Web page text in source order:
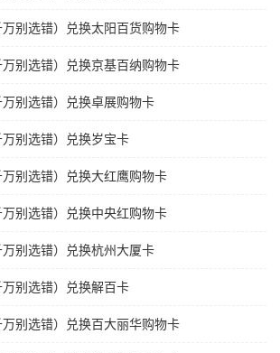
别选错）兑换太阳百货购物卡
别选错）兑换京基百纳购物卡
别选错）兑换卓展购物卡
别选错）兑换岁宝卡
别选错）兑换大红鹰购物卡
别选错）兑换中央红购物卡
别选错）兑换杭州大厦卡
别选错）兑换解百卡
别选错）兑换百大丽华购物卡